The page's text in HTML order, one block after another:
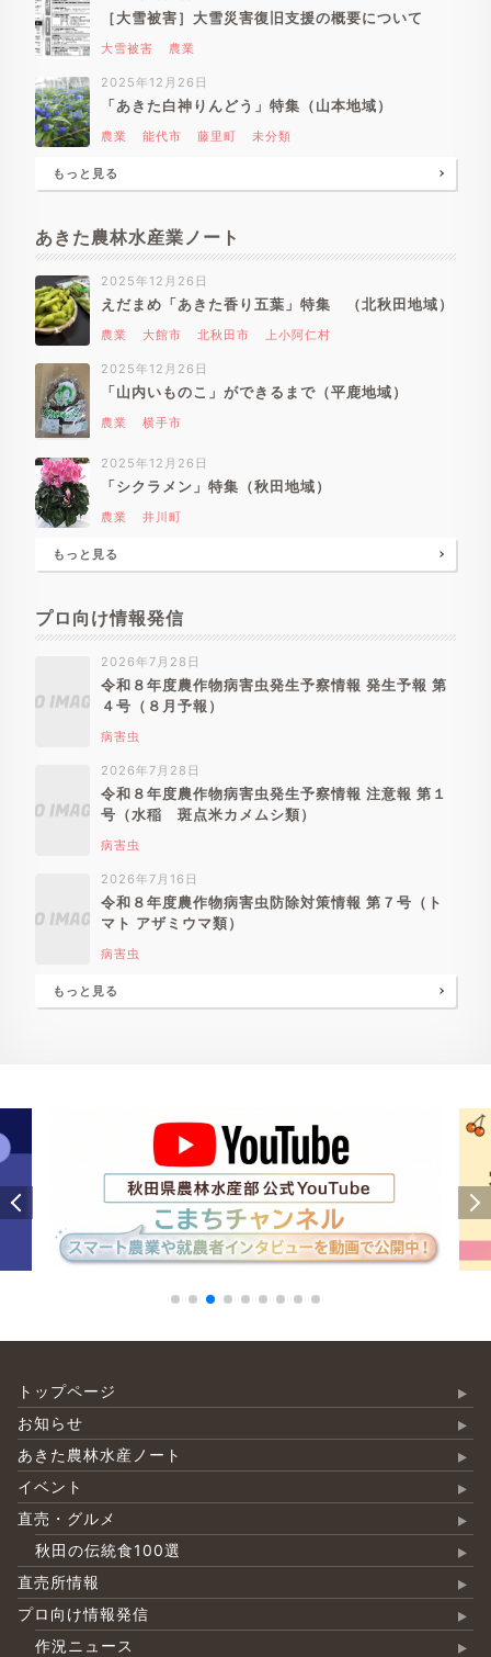
［大雪被害］大雪災害復旧支援の概要について
大雪被害 農業
2025年12月26日
「あきた白神りんどう」特集（山本地域）
農業 能代市 藤里町 未分類
もっと見る
あきた農林水産業ノート
2025年12月26日
えだまめ「あきた香り五葉」特集 （北秋田地域）
農業 大館市 北秋田市 上小阿仁村
2025年12月26日
「山内いものこ」ができるまで（平鹿地域）
農業 横手市
2025年12月26日
「シクラメン」特集（秋田地域）
農業 井川町
もっと見る
プロ向け情報発信
2026年7月28日
令和８年度農作物病害虫発生予察情報 発生予報 第
４号（８月予報）
病害虫
2026年7月28日
令和８年度農作物病害虫発生予察情報 注意報 第１
号（水稲 斑点米カメムシ類）
病害虫
2026年7月16日
令和８年度農作物病害虫防除対策情報 第７号（ト
マト アザミウマ類）
病害虫
もっと見る
トップページ
お知らせ
あきた農林水産ノート
イベント
直売・グルメ
秋田の伝統食100選
直売所情報
プロ向け情報発信
作況ニュース